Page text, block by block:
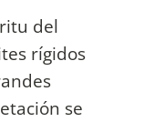
del
rígidos
se